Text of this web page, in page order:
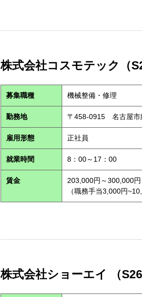
株式会社コスモテック（
募集職種 機械整備・修理
勤務地 〒458-0915 名古屋市
雇用形態 正社員
就業時間 8：00～17：00
賃金
203,000円～300,000円
（職務手当3,000円
株式会社ショーエイ （